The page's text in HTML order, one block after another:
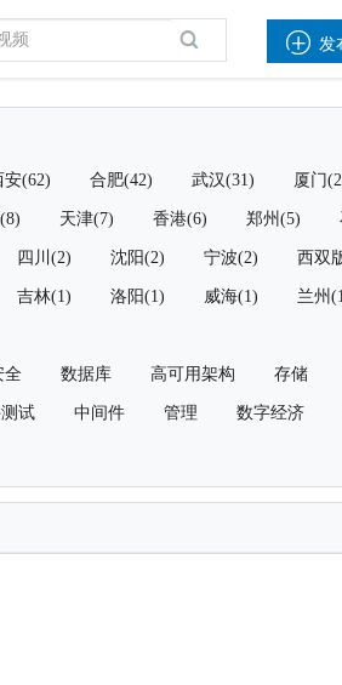
 发
安(62) 合肥(42) 武汉(31) 厦门
天津(7) 香港(6) 郑州(5)
四川(2) 沈阳(2) 宁波(2) 西双
吉林(1) 洛阳(1) 威海(1) 兰州
全 数据库 高可用架构 存储
试 中间件 管理 数字经济